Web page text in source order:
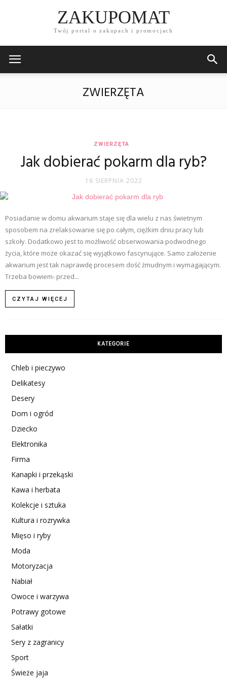
ZAKUPOMAT
Twój portal o zakupach i promocjach
ZWIERZĘTA
ZWIERZĘTA
Jak dobierać pokarm dla ryb?
16 SIERPNIA 2022
Posiadanie w domu akwarium staje się dla wielu z nas świetnym
sposobem na zrelaksowanie się po całym, ciężkim dniu pracy lub
szkoły. Dodatkowo jest to możliwość obserwowania podwodnego
życia, które może okazać się wyjątkowo fascynujące. Samo założenie
akwarium jest tak naprawdę procesem dość żmudnym i wymagającym.
Trzeba bowiem- przed...
CZYTAJ WIĘCEJ
KATEGORIE
Chleb i pieczywo
Delikatesy
Desery
Dom i ogród
Dziecko
Elektronika
Firma
Kanapki i przekąski
Kawa i herbata
Kolekcje i sztuka
Kultura i rozrywka
Mięso i ryby
Moda
Motoryzacja
Nabiał
Owoce i warzywa
Potrawy gotowe
Sałatki
Sery z zagranicy
Sport
Świeże jaja